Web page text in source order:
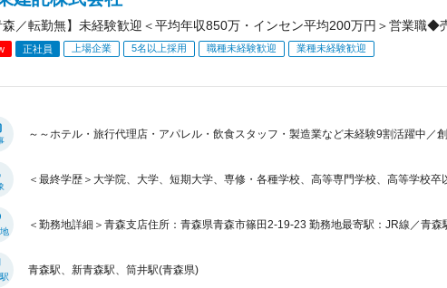
森／転勤無】未経験歓迎＜平均年収850万・インセン平均200万円＞営業職◆
正社員 上場企業 5名以上採用 職種未経験歓迎 業種未経験歓迎
～～ホテル・旅行代理店・アパレル・飲食スタッフ・製造業など未経験9割活躍中／
＜最終学歴＞大学院、大学、短期大学、専修・各種学校、高等専門学校、高等学校卒
＜勤務地詳細＞青森支店住所：青森県青森市篠田2-19-23 勤務地最寄駅：JR線／青森
青森駅、新青森駅、筒井駅(青森県)